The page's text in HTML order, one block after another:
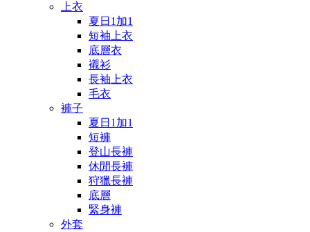
上衣
夏日1加1
短袖上衣
底層衣
襯衫
長袖上衣
毛衣
褲子
夏日1加1
短褲
登山長褲
休閒長褲
狩獵長褲
底層
緊身褲
外套